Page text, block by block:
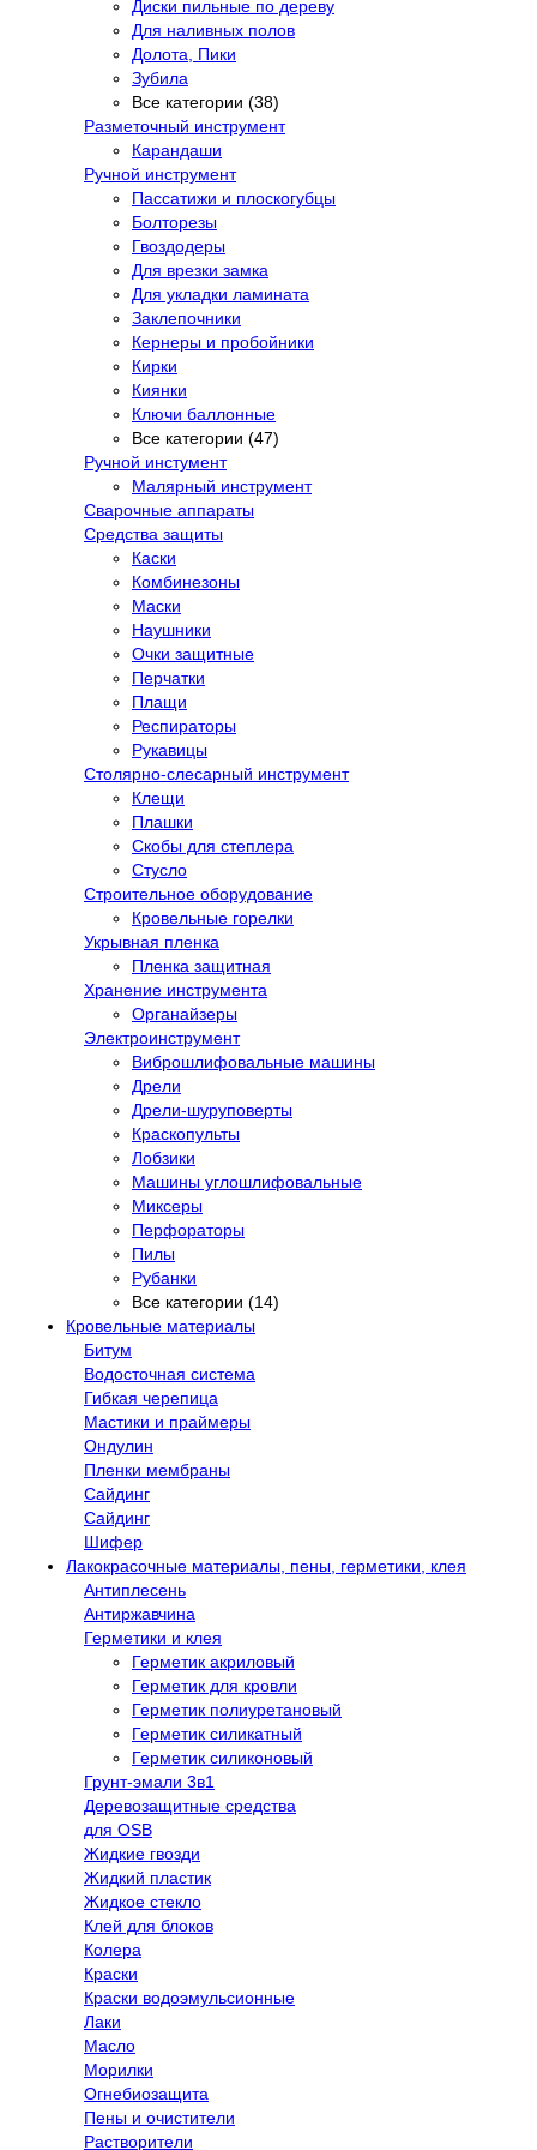
Диски пильные по дереву
Для наливных полов
Долота, Пики
Зубила
Все категории (38)
Разметочный инструмент
Карандаши
Ручной инструмент
Пассатижи и плоскогубцы
Болторезы
Гвоздодеры
Для врезки замка
Для укладки ламината
Заклепочники
Кернеры и пробойники
Кирки
Киянки
Ключи баллонные
Все категории (47)
Ручной инстумент
Малярный инструмент
Сварочные аппараты
Средства защиты
Каски
Комбинезоны
Маски
Наушники
Очки защитные
Перчатки
Плащи
Респираторы
Рукавицы
Столярно-слесарный инструмент
Клещи
Плашки
Скобы для степлера
Стусло
Строительное оборудование
Кровельные горелки
Укрывная пленка
Пленка защитная
Хранение инструмента
Органайзеры
Электроинструмент
Виброшлифовальные машины
Дрели
Дрели-шуруповерты
Краскопульты
Лобзики
Машины углошлифовальные
Миксеры
Перфораторы
Пилы
Рубанки
Все категории (14)
Кровельные материалы
Битум
Водосточная система
Гибкая черепица
Мастики и праймеры
Ондулин
Пленки мембраны
Сайдинг
Сайдинг
Шифер
Лакокрасочные материалы, пены, герметики, клея
Антиплесень
Антиржавчина
Герметики и клея
Герметик акриловый
Герметик для кровли
Герметик полиуретановый
Герметик силикатный
Герметик силиконовый
Грунт-эмали 3в1
Деревозащитные средства
для OSB
Жидкие гвозди
Жидкий пластик
Жидкое стекло
Клей для блоков
Колера
Краски
Краски водоэмульсионные
Лаки
Масло
Морилки
Огнебиозащита
Пены и очистители
Растворители